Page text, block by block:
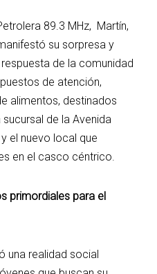
89.3 MHz, Martín,
su sorpresa y
de la comunidad
de atención,
alimentos, destinados
de la Avenida
el nuevo local que
en el casco céntrico.
primordiales para el
una realidad social